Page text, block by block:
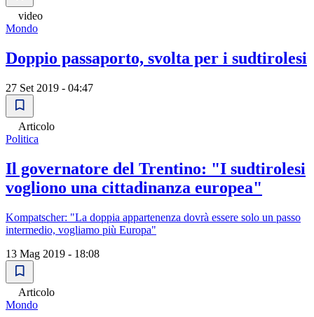
video
Mondo
Doppio passaporto, svolta per i sudtirolesi
27 Set 2019 - 04:47
Articolo
Politica
Il governatore del Trentino: "I sudtirolesi
vogliono una cittadinanza europea"
Kompatscher: "La doppia appartenenza dovrà essere solo un passo
intermedio, vogliamo più Europa"
13 Mag 2019 - 18:08
Articolo
Mondo